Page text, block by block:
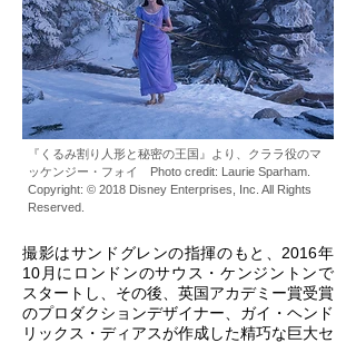
『くるみ割り人形と秘密の王国』より、クララ役のマ
ッケンジー・フォイ Photo credit: Laurie Sparham.
Copyright: © 2018 Disney Enterprises, Inc. All Rights
Reserved.
撮影はサンドグレンの指揮のもと、2016年
10月にロンドンのサウス・ケンジントンで
スタートし、その後、英国アカデミー賞受賞
のプロダクションデザイナー、ガイ・ヘンド
リックス・ディアスが作成した精巧な巨大セ